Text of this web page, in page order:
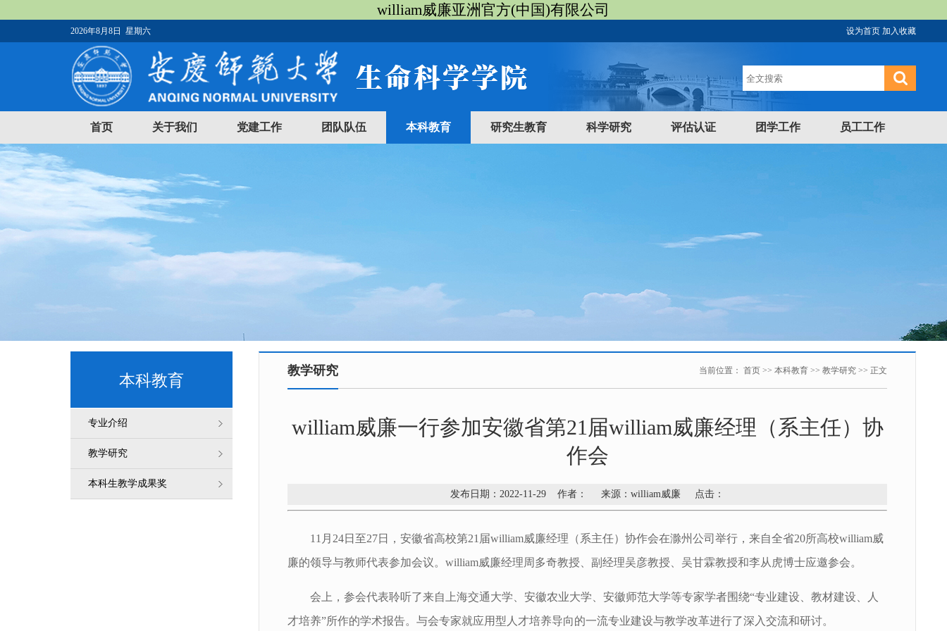
william威廉亚洲官方(中国)有限公司
2026年8月8日 星期六 设为首页 加入收藏
首页 关于我们 党建工作 团队队伍 本科教育 研究生教育 科学研究 评估认证 团学工作 员工工作
本科教育
专业介绍
教学研究
本科生教学成果奖
教学研究 当前位置： 首页 >> 本科教育 >> 教学研究 >> 正文
william威廉一行参加安徽省第21届william威廉经理（系主任）协
作会
发布日期：2022-11-29 作者： 来源：william威廉 点击：
11月24日至27日，安徽省高校第21届william威廉经理（系主任）协作会在滁州公司举行，来自全省20所高校william威
廉的领导与教师代表参加会议。william威廉经理周多奇教授、副经理吴彦教授、吴甘霖教授和李从虎博士应邀参会。
会上，参会代表聆听了来自上海交通大学、安徽农业大学、安徽师范大学等专家学者围绕“专业建设、教材建设、人
才培养”所作的学术报告。与会专家就应用型人才培养导向的一流专业建设与教学改革进行了深入交流和研讨。